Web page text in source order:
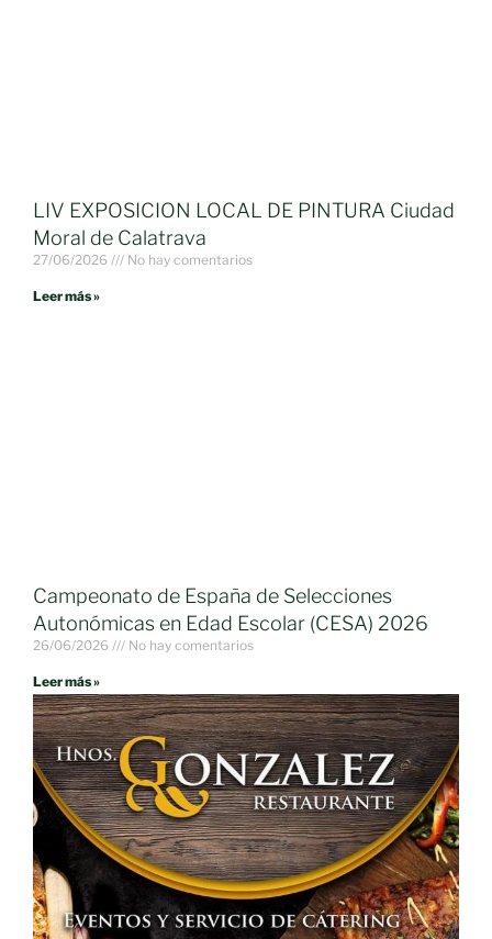
LIV EXPOSICION LOCAL DE PINTURA Ciudad
Moral de Calatrava
27/06/2026 No hay comentarios
Leer más »
Campeonato de España de Selecciones
Autonómicas en Edad Escolar (CESA) 2026
26/06/2026 No hay comentarios
Leer más »